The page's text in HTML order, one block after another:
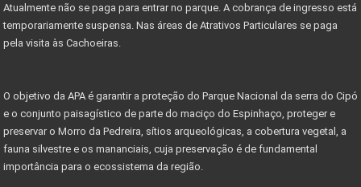
CIRCUITO DE CICLOTURISMO NA SERRA DO CIPÓ
Vetor Norte de BH é a bola da vez do mercado
Listas de documentos para Compra de Imóveis...
Atualmente não se paga para entrar no parque. A cobrança de ingresso está
temporariamente suspensa. Nas áreas de Atrativos Particulares se paga
pela visita às Cachoeiras.
O objetivo da APA é garantir a proteção do Parque Nacional da serra do Cipó
e o conjunto paisagístico de parte do maciço do Espinhaço, proteger e
preservar o Morro da Pedreira, sítios arqueológicas, a cobertura vegetal, a
fauna silvestre e os mananciais, cuja preservação é de fundamental
importância para o ecossistema da região.